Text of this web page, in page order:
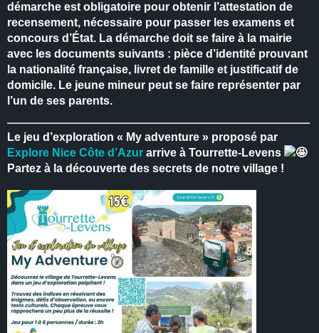
démarche est obligatoire pour obtenir l’attestation de
recensement, nécessaire pour passer les examens et
concours d’État. La démarche doit se faire à la mairie
avec les documents suivants : pièce d’identité prouvant
la nationalité française, livret de famille et justificatif de
domicile. Le jeune mineur peut se faire représenter par
l’un de ses parents.
Le jeu d’exploration « My adventure » proposé par
Explore Nice Côte d’Azur arrive à Tourrette-Levens
Partez à la découverte des secrets de notre village !